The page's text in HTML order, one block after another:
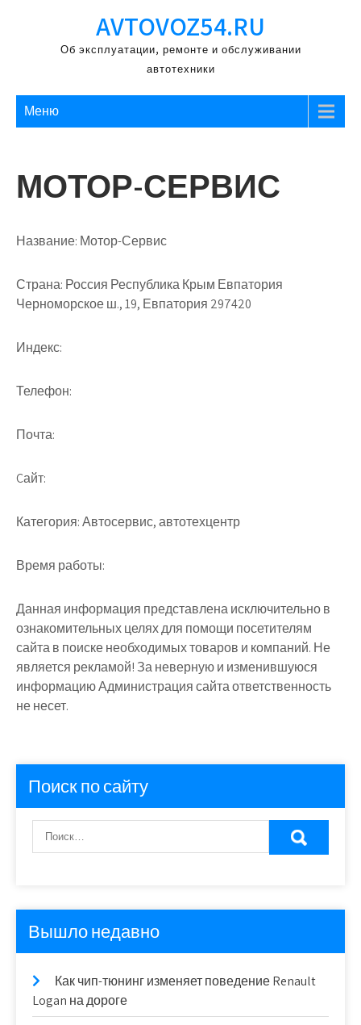
содержимому
AVTOVOZ54.RU
Об эксплуатации, ремонте и обслуживании
автотехники
Меню
МОТОР-СЕРВИС
Название: Мотор-Сервис
Страна: Россия Республика Крым Евпатория
Черноморское ш., 19, Евпатория 297420
Индекс:
Телефон:
Почта:
Cайт:
Категория:Автосервис, автотехцентр
Время работы:
Данная информация представлена исключительно в
ознакомительных целях для помощи посетителям
сайта в поиске необходимых товаров и компаний. Не
является рекламой! За неверную и изменившуюся
информацию Администрация сайта ответственность
не несет.
Поиск по сайту
Вышло недавно
Как чип-тюнинг изменяет поведение Renault
Logan на дороге